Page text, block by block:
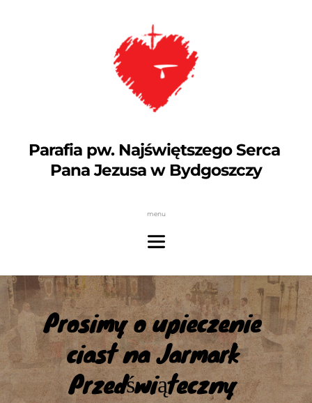
Parafia pw. Najświętszego Serca
Pana Jezusa w Bydgoszczy
menu
Prosimy o upieczenie
ciast na Jarmark
Przedświąteczny